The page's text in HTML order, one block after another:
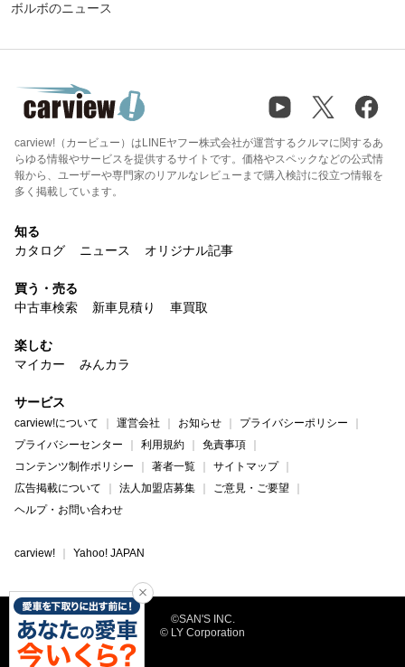
ボルボのニュース
carview!（カービュー）はLINEヤフー株式会社が運営するクルマに関するあ
らゆる情報やサービスを提供するサイトです。価格やスペックなどの公式情
報から、ユーザーや専門家のリアルなレビューまで購入検討に役立つ情報を
多く掲載しています。
知る
カタログ
ニュース オリジナル記事
買う・売る
中古車検索
新車見積り 車買取
楽しむ
マイカー
みんカラ
サービス
carview!について 運営会社 お知らせ
プライバシーポリシー
プライバシーセンター
利用規約
免責事項
コンテンツ制作ポリシー
著者一覧
サイトマップ
広告掲載について
法人加盟店募集
ご意見・ご要望
ヘルプ・お問い合わせ
carview! Yahoo! JAPAN
©SAN'S INC.
© LY Corporation